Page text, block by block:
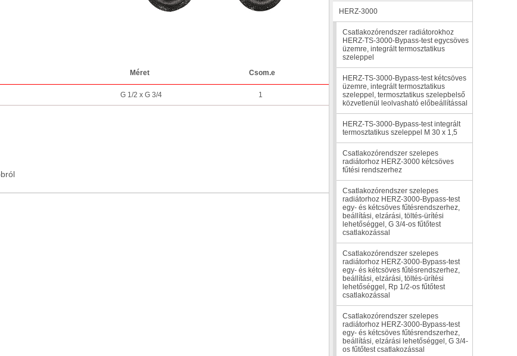
Méret Csom.e
G 1/2 x G 3/4 1
HERZ-3000
Csatlakozórendszer radiátorokhoz
HERZ-TS-3000-Bypass-test egycsöves
üzemre, integrált termosztatikus
szeleppel
HERZ-TS-3000-Bypass-test kétcsöves
üzemre, integrált termosztatikus
szeleppel, termosztatikus szelepbelső
közvetlenül leolvasható előbeállítással
HERZ-TS-3000-Bypass-test integrált
termosztatikus szeleppel M 30 x 1,5
Csatlakozórendszer szelepes
radiátorhoz HERZ-3000 kétcsöves
fűtési rendszerhez
Csatlakozórendszer szelepes
radiátorhoz HERZ-3000-Bypass-test
egy- és kétcsöves fűtésrendszerhez,
beállítási, elzárási, töltés-ürítési
lehetőséggel, G 3/4-os fűtőtest
csatlakozással
Csatlakozórendszer szelepes
radiátorhoz HERZ-3000-Bypass-test
egy- és kétcsöves fűtésrendszerhez,
beállítási, elzárási, töltés-ürítési
lehetőséggel, Rp 1/2-os fűtőtest
csatlakozással
Csatlakozórendszer szelepes
radiátorhoz HERZ-3000-Bypass-test
egy- és kétcsöves fűtésrendszerhez,
beállítási, elzárási lehetőséggel, G 3/4-
os fűtőtest csatlakozással